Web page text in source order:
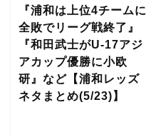
『浦和は上位4チームに
全敗でリーグ戦終了』
『和田武士がU-17アジ
アカップ優勝に小欧
研』など【浦和レッズ
ネタまとめ(5/23)】